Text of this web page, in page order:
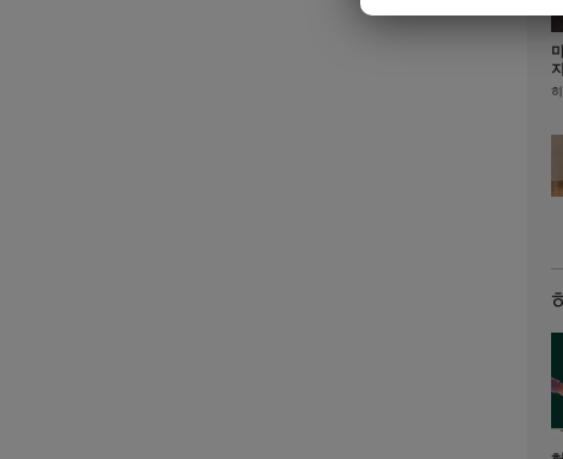
제품은 오직 통
프® 제품은 일부
며, 매일 최소한
비디오는
리를 통해서만
경우에는 허벌라
배포할 수 있습
는 안됩니다.
영상, 음성, 설명
스